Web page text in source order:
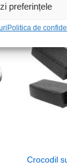
preferințele
Politica de
Crocodil